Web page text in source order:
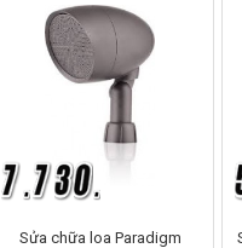
Sửa chữa loa Paradigm